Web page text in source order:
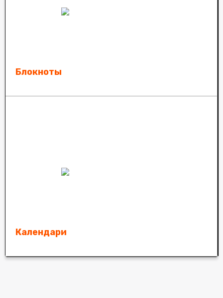
Блокноты
Календари